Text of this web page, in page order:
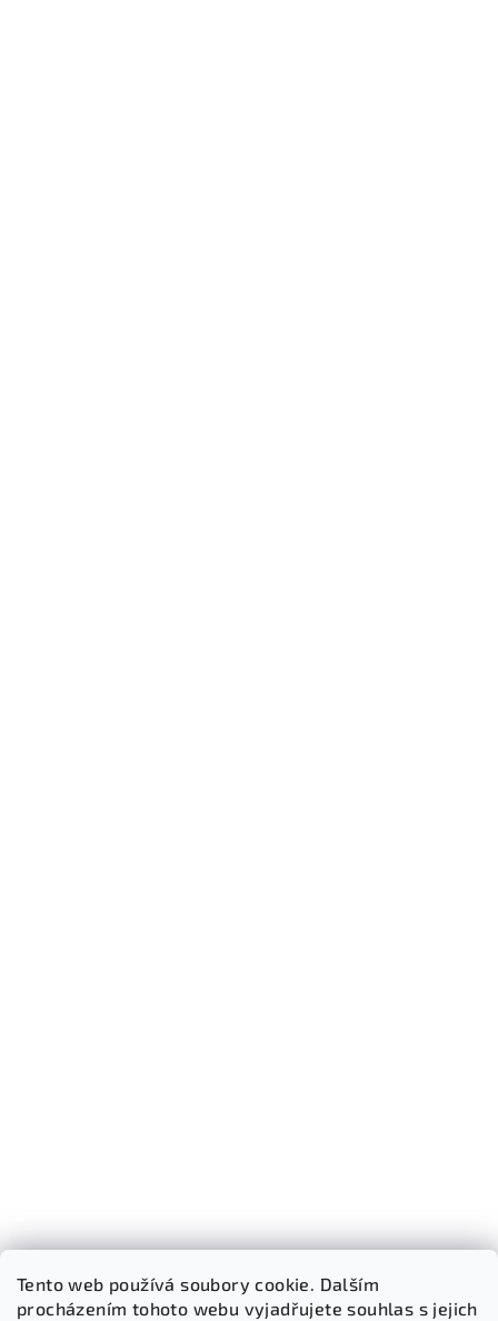
Tento web používá soubory cookie. Dalším
procházením tohoto webu vyjadřujete souhlas s jejich